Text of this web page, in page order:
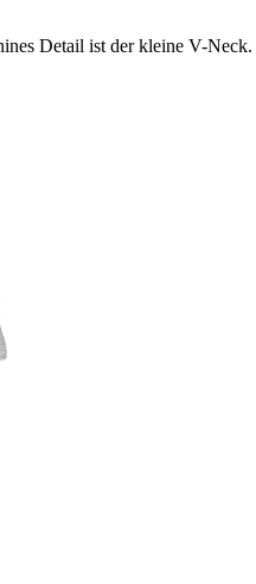
Detail ist der kleine V-Neck.